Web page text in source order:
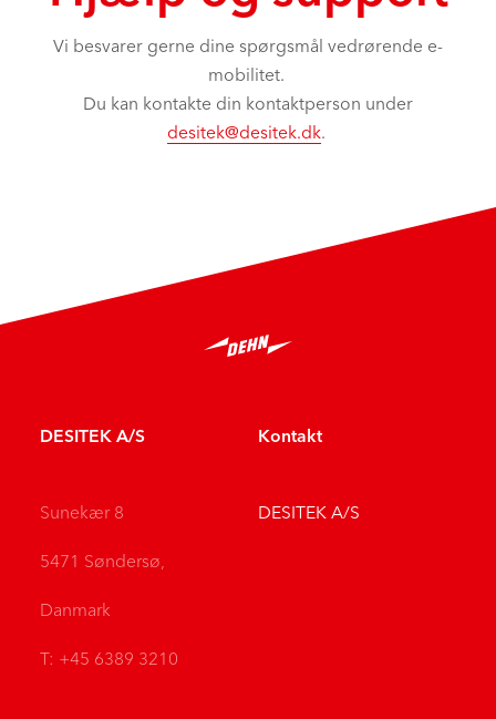
Vi besvarer gerne dine spørgsmål vedrørende e-
mobilitet.
Du kan kontakte din kontaktperson under
desitek@desitek.dk.
DESITEK A/S
Sunekær 8
5471 Søndersø,
Danmark
T: +45 6389 3210
Kontakt
DESITEK A/S